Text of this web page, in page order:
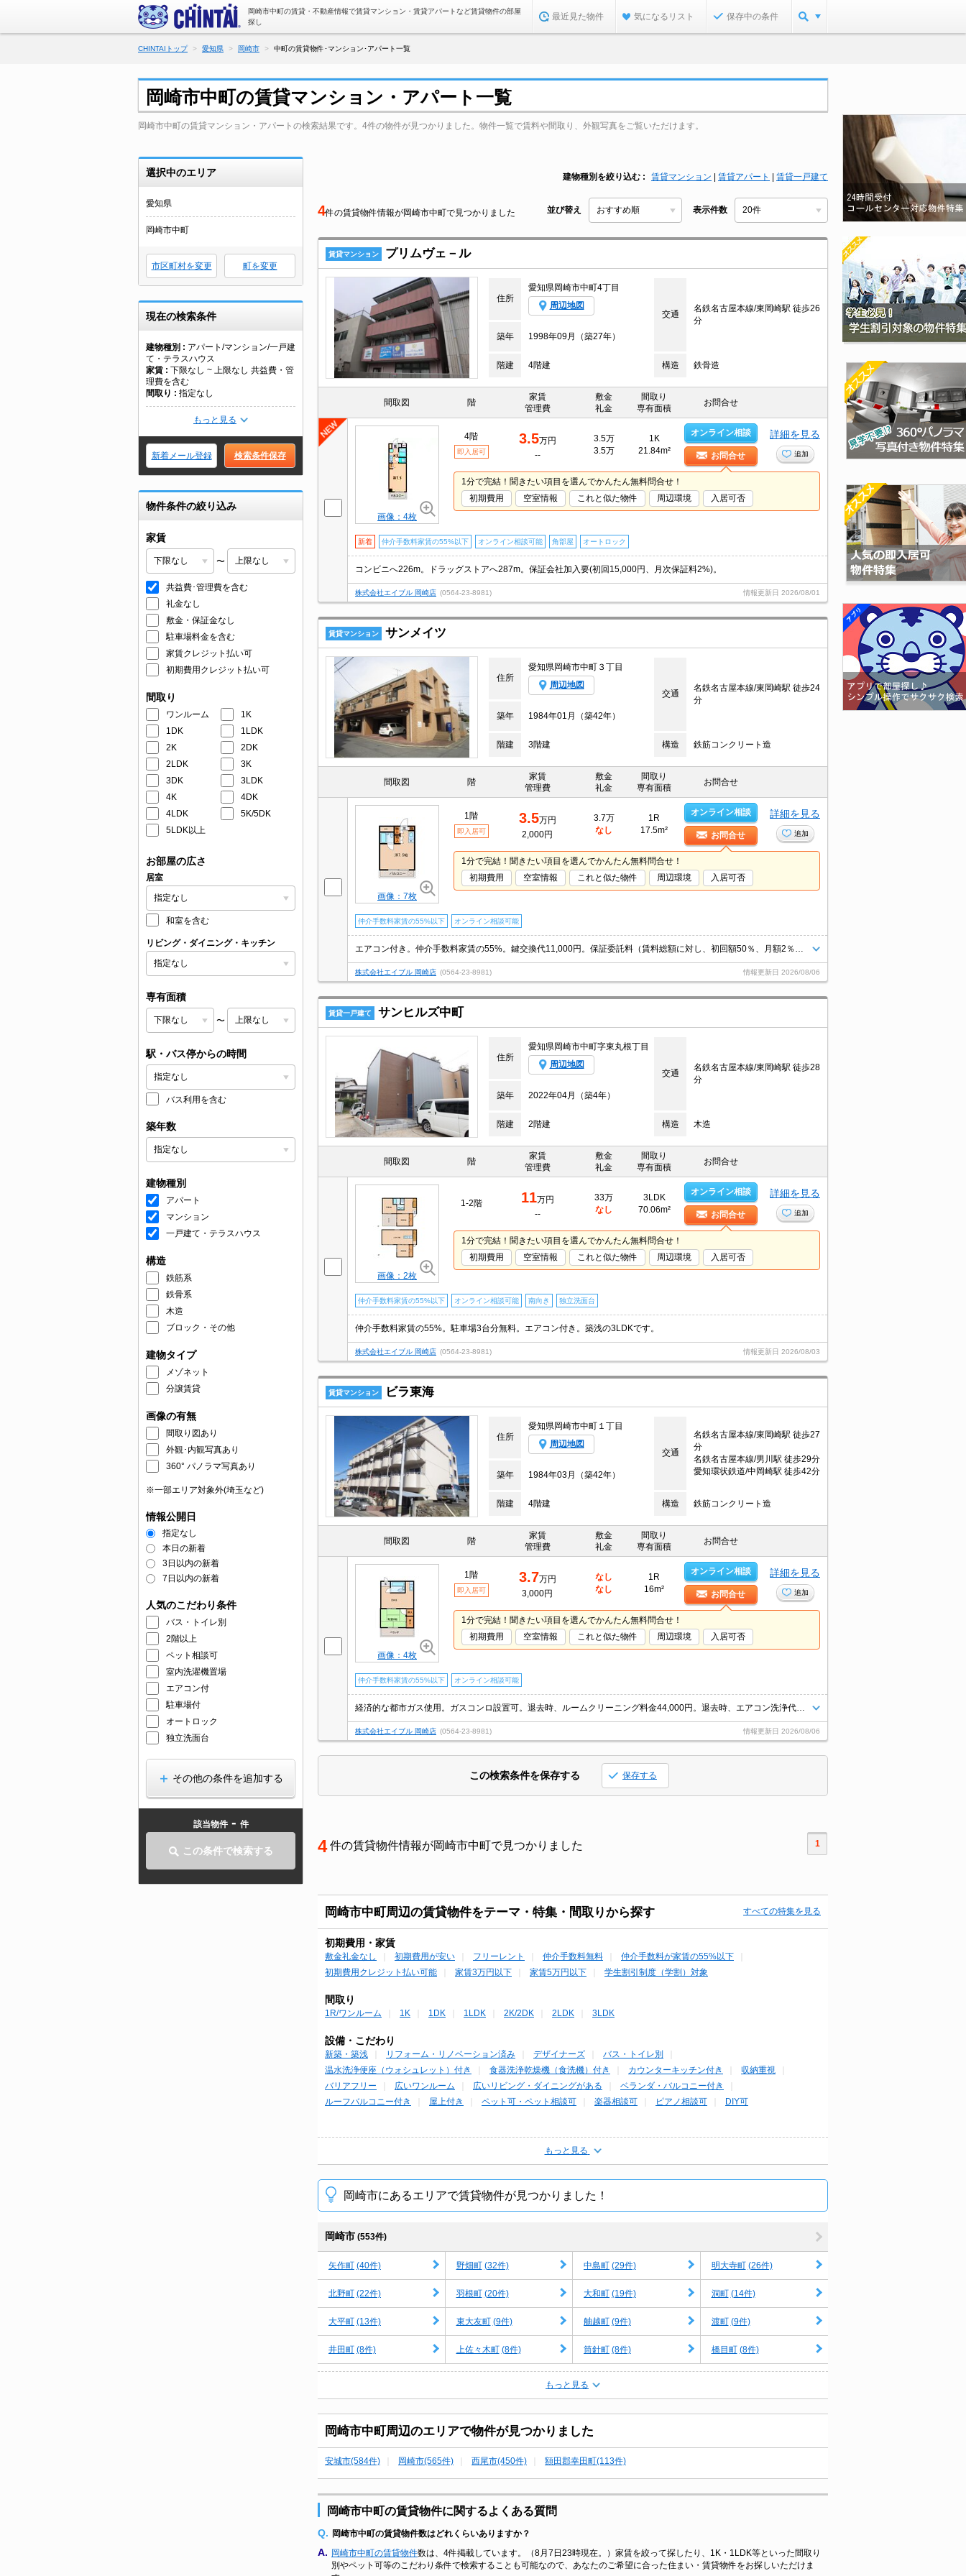
岡崎市中町の賃貸・不動産情報で賃貸マンション・賃貸アパートなど賃貸物件の部屋
探し
最近見た物件 気になるリスト 保存中の条件
CHINTAIトップ 愛知県 岡崎市 中町の賃貸物件･マンション･アパート一覧
岡崎市中町の賃貸マンション・アパート一覧
岡崎市中町の賃貸マンション・アパートの検索結果です。4件の物件が見つかりました。物件一覧で賃料や間取り、外観写真をご覧いただけます。
選択中のエリア
愛知県
岡崎市中町
市区町村を変更 町を変更
現在の検索条件
建物種別
アパート/マンション/一戸建
て・テラスハウス
家賃
下限なし ~ 上限なし 共益費・管
理費を含む
間取り
指定なし
もっと見る
新着メール登録 検索条件保存
物件条件の絞り込み
家賃
〜
共益費･管理費を含む
礼金なし
敷金・保証金なし
駐車場料金を含む
家賃クレジット払い可
初期費用クレジット払い可
間取り
ワンルーム
1K
1DK
1LDK
2K
2DK
2LDK
3K
3DK
3LDK
4K
4DK
4LDK
5K/5DK
5LDK以上
お部屋の広さ
居室
和室を含む
リビング・ダイニング・キッチン
専有面積
〜
駅・バス停からの時間
バス利用を含む
築年数
建物種別
アパート
マンション
一戸建て・テラスハウス
構造
鉄筋系
鉄骨系
木造
ブロック・その他
建物タイプ
メゾネット
分譲賃貸
画像の有無
間取り図あり
外観･内観写真あり
360° パノラマ写真あり
※一部エリア対象外(埼玉など)
情報公開日
指定なし
本日の新着
3日以内の新着
7日以内の新着
人気のこだわり条件
バス・トイレ別
2階以上
ペット相談可
室内洗濯機置場
エアコン付
駐車場付
オートロック
独立洗面台
その他の条件を追加する
該当物件 - 件
この条件で検索する
建物種別を絞り込む 賃貸マンション 賃貸アパート 賃貸一戸建て
4件の賃貸物件情報が岡崎市中町で見つかりました 並び替え 表示件数
賃貸マンション プリムヴェ－ル
住所
愛知県岡崎市中町4丁目
周辺地図
交通
名鉄名古屋本線/東岡崎駅 徒歩26
分
築年
1998年09月（築27年）
階建 4階建 構造 鉄骨造
間取図 階
家賃
管理費
敷金
礼金
間取り
専有面積
お問合せ
画像：4枚
4階
即入居可
3.5万円
--
3.5万
3.5万
1K
21.84m²
オンライン相談
お問合せ
詳細を見る
追加
1分で完結！聞きたい項目を選んでかんたん無料問合せ！
初期費用
空室情報 これと似た物件 周辺環境 入居可否
新着 仲介手数料家賃の55%以下 オンライン相談可能 角部屋 オートロック
コンビニへ226m。ドラッグストアへ287m。保証会社加入要(初回15,000円、月次保証料2%)。
株式会社エイブル 岡崎店 (0564-23-8981) 情報更新日 2026/08/01
賃貸マンション サンメイツ
住所
愛知県岡崎市中町３丁目
周辺地図
交通
名鉄名古屋本線/東岡崎駅 徒歩24
分
築年
1984年01月（築42年）
階建 3階建 構造 鉄筋コンクリート造
間取図 階
家賃
管理費
敷金
礼金
間取り
専有面積
お問合せ
画像：7枚
1階
即入居可
3.5万円
2,000円
3.7万
なし
1R
17.5m²
オンライン相談
お問合せ
詳細を見る
追加
1分で完結！聞きたい項目を選んでかんたん無料問合せ！
初期費用
空室情報 これと似た物件 周辺環境 入居可否
仲介手数料家賃の55%以下 オンライン相談可能
株式会社エイブル 岡崎店 (0564-23-8981) 情報更新日 2026/08/06
賃貸一戸建て サンヒルズ中町
住所
愛知県岡崎市中町字東丸根丁目
周辺地図
交通
名鉄名古屋本線/東岡崎駅 徒歩28
分
築年
2022年04月（築4年）
階建 2階建 構造 木造
間取図 階
家賃
管理費
敷金
礼金
間取り
専有面積
お問合せ
画像：2枚
1-2階 11万円
--
33万
なし
3LDK
70.06m²
オンライン相談
お問合せ
詳細を見る
追加
1分で完結！聞きたい項目を選んでかんたん無料問合せ！
初期費用
空室情報 これと似た物件 周辺環境 入居可否
仲介手数料家賃の55%以下 オンライン相談可能 南向き 独立洗面台
仲介手数料家賃の55%。駐車場3台分無料。エアコン付き。築浅の3LDKです。
株式会社エイブル 岡崎店 (0564-23-8981) 情報更新日 2026/08/03
賃貸マンション ビラ東海
住所
愛知県岡崎市中町１丁目
周辺地図
交通
名鉄名古屋本線/東岡崎駅 徒歩27
分
名鉄名古屋本線/男川駅 徒歩29分
愛知環状鉄道/中岡崎駅 徒歩42分
築年 1984年03月（築42年）
階建 4階建 構造 鉄筋コンクリート造
間取図 階
家賃
管理費
敷金
礼金
間取り
専有面積
お問合せ
画像：4枚
1階
即入居可
3.7万円
3,000円
なし
なし
1R
16m²
オンライン相談
お問合せ
詳細を見る
追加
1分で完結！聞きたい項目を選んでかんたん無料問合せ！
初期費用
空室情報 これと似た物件 周辺環境 入居可否
仲介手数料家賃の55%以下 オンライン相談可能
株式会社エイブル 岡崎店 (0564-23-8981) 情報更新日 2026/08/06
この検索条件を保存する 保存する
4 件の賃貸物件情報が岡崎市中町で見つかりました 1
岡崎市中町周辺の賃貸物件をテーマ・特集・間取りから探す すべての特集を見る
初期費用・家賃
敷金礼金なし 初期費用が安い フリーレント 仲介手数料無料
仲介手数料が家賃の55%以下
初期費用クレジット払い可能
家賃3万円以下 家賃5万円以下 学生割引制度（学割）対象
間取り
1R/ワンルーム 1K 1DK 1LDK 2K/2DK 2LDK 3LDK
設備・こだわり
新築・築浅 リフォーム・リノベーション済み デザイナーズ
バス・トイレ別
温水洗浄便座（ウォシュレット）付き
食器洗浄乾燥機（食洗機）付き カウンターキッチン付き
収納重視
バリアフリー
広いワンルーム 広いリビング・ダイニングがある
ベランダ・バルコニー付き
ルーフバルコニー付き
屋上付き ペット可・ペット相談可 楽器相談可 ピアノ相談可 DIY可
もっと見る
岡崎市にあるエリアで賃貸物件が見つかりました！
岡崎市 (553件)
矢作町 (40件) 野畑町 (32件) 中島町 (29件) 明大寺町 (26件)
北野町 (22件) 羽根町 (20件) 大和町 (19件) 洞町 (14件)
大平町 (13件) 東大友町 (9件) 舳越町 (9件) 渡町 (9件)
井田町 (8件) 上佐々木町 (8件) 筒針町 (8件) 橋目町 (8件)
もっと見る
岡崎市中町周辺のエリアで物件が見つかりました
安城市(584件) 岡崎市(565件) 西尾市(450件) 額田郡幸田町(113件)
岡崎市中町の賃貸物件に関するよくある質問
Q. 岡崎市中町の賃貸物件数はどれくらいありますか？
A. 岡崎市中町の賃貸物件数は、4件掲載しています。（8月7日23時現在。）家賃を絞って探したり、1K・1LDK等といった間取り
別やペット可等のこだわり条件で検索することも可能なので、あなたのご希望に合った住まい・賃貸物件をお探しいただけま